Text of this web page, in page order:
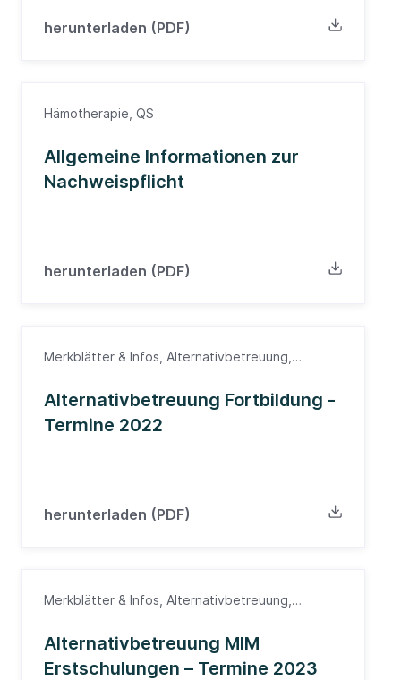
herunterladen (PDF)
Hämotherapie, QS
Allgemeine Informationen zur
Nachweispflicht
herunterladen (PDF)
Merkblätter & Infos, Alternativbetreuung,
Alternativbetreuung Fortbildung -
Termine 2022
herunterladen (PDF)
Merkblätter & Infos, Alternativbetreuung,
Alternativbetreuung MIM
Erstschulungen – Termine 2023